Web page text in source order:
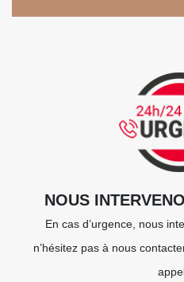
NOUS
En cas d’urgence, nous
n’hésitez pas à nous